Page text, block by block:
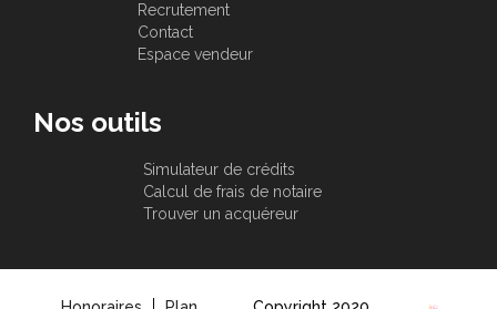
Recrutement
Contact
Espace vendeur
Nos outils
Simulateur de crédits
Calcul de frais de notaire
Trouver un acquéreur